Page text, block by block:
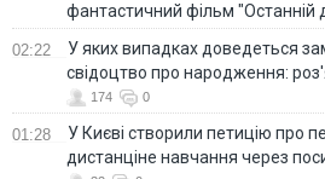
фантастичний фільм "Останній
02:22
У яких випадках доведеться
свідоцтво про народження:
174 0
01:28
У Києві створили петицію про
дистанціне навчання через